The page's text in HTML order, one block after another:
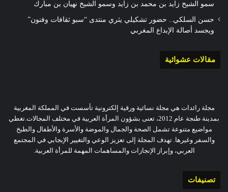
سمو الشيخ زايد بن محمد بن زايد وسمو الشيخ نهيان بن مبارك
حسن السلكي.. حضور تشكيلي يثري منتدى “سبو ثقافات وفنون”
ويجسد أصالة الإبداع المغربي
مقالات عشوائية
مجلة رائدات هي مجلة نسائية ورقية إلكترونية تأسست في المملكة المغربية
بمدينة طنجة عام 2012، تعنى بشؤون المرأة العربية في مختلف المجالات.تغطي
مواضيع متنوعة تشمل الصحة والجمال والموضة والأسرة والأطفال والطبخ
والسفر وغيرها. تهدف المجلة إلى تعزيز الوعي والتغيير الإيجابي في المجتمع
العربي، وإبراز الإنجازات والمساهمات المهمة للمرأة العربية.
تصنيفات